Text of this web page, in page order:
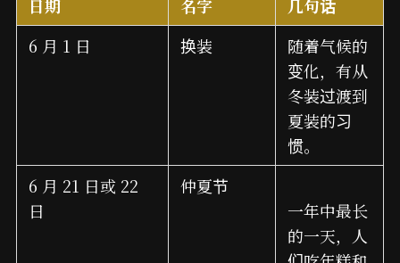
日期 名字
几句话
6 月 1 日
换装
随着气候的
变化，有从
冬装过渡到
夏装的习
惯。
6 月 21 日或 22
日
仲夏节
一年中最长
的一天，人